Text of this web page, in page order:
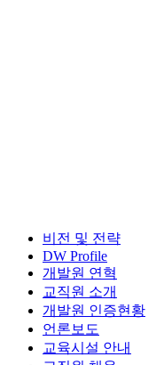
비전 및 전략
DW Profile
개발원 연혁
교직원 소개
개발원 인증현황
언론보도
교육시설 안내